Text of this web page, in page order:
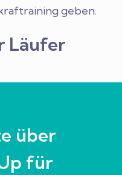
geben.
Läufer
über
für